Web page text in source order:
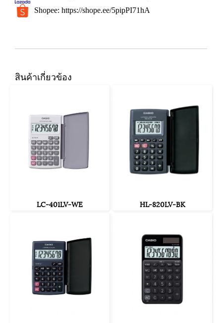
Shopee: https://shope.ee/5pipPI71hA
สินค้าเกี่ยวข้อง
LC-401LV-WE HL-820LV-BK